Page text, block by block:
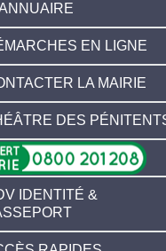
EN LIGNE
LA MAIRIE
DES
IDENTITÉ &